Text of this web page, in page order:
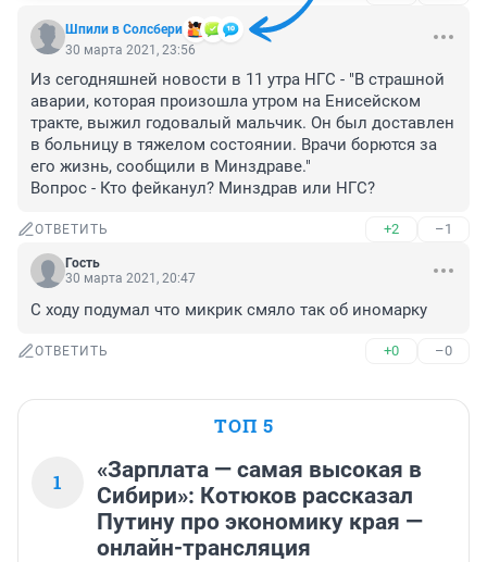
Шпили в Солсбери
30 марта 2021, 23:56
Из сегодняшней новости в 11 утра НГС - "В страшной
аварии, которая произошла утром на Енисейском
тракте, выжил годовалый мальчик. Он был доставлен
в больницу в тяжелом состоянии. Врачи борются за
его жизнь, сообщили в Минздраве."
Вопрос - Кто фейканул? Минздрав или НГС?
ОТВЕТИТЬ +2 –1
Гость
30 марта 2021, 20:47
C ходу подумал что микрик смяло так об иномарку
ОТВЕТИТЬ +0 –0
ТОП 5
1
«Зарплата — самая высокая в
Сибири»: Котюков рассказал
Путину про экономику края —
онлайн-трансляция